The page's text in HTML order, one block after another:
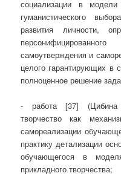
социализации в
гуманистического
развития личности,
самоутверждения и
целого гарантирующих в
полноценное решение
- работа [37] (Цибина
творчество как
самореализации
практику детализации
обучающегося в
прикладного творчества;